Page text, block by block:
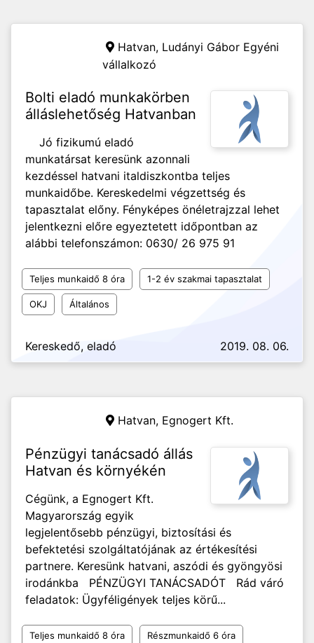
Hatvan, Ludányi Gábor Egyéni
vállalkozó
Bolti eladó munkakörben
álláslehetőség Hatvanban
Jó fizikumú eladó
munkatársat keresünk azonnali
kezdéssel hatvani italdiszkontba teljes
munkaidőbe. Kereskedelmi végzettség és
tapasztalat előny. Fényképes önéletrajzzal lehet
jelentkezni előre egyeztetett időpontban az
alábbi telefonszámon: 0630/ 26 975 91
Teljes munkaidő 8 óra 1-2 év szakmai tapasztalat
OKJ Általános
Kereskedő, eladó 2019. 08. 06.
Hatvan, Egnogert Kft.
Pénzügyi tanácsadó állás
Hatvan és környékén
Cégünk, a Egnogert Kft.
Magyarország egyik
legjelentősebb pénzügyi, biztosítási és
befektetési szolgáltatójának az értékesítési
partnere. Keresünk hatvani, aszódi és gyöngyösi
irodánkba PÉNZÜGYI TANÁCSADÓT Rád váró
feladatok: Ügyféligények teljes körű...
Teljes munkaidő 8 óra Részmunkaidő 6 óra